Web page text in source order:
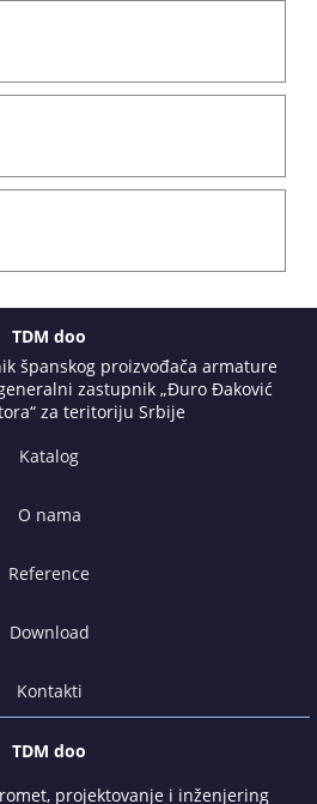
TDM doo
španskog proizvođača armature
zastupnik „Đuro Đaković
za teritoriju Srbije
Katalog
O nama
Reference
Download
Kontakti
TDM doo
projektovanje i inženjering